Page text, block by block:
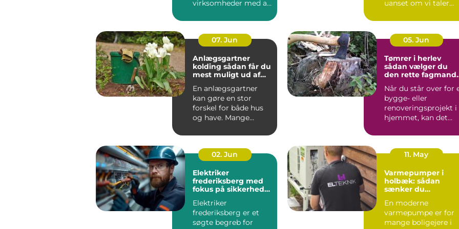
virksomheder med alt
uanset om vi taler
fødevareindustrie...
07. Jun
Anlægsgartner
kolding sådan får du
mest muligt ud af
En anlægsgartner
kan gøre en stor
forskel for både hus
og have. Mange
omkring Koldin...
05. Jun
Tømrer i herlev
sådan vælger du
den rette fagmand
Når du står over for
bygge- eller
renoveringsprojekt i
hjemmet, kan det
hvor ...
02. Jun
Elektriker
frederiksberg med
fokus på sikkerhed
Elektriker
frederiksberg er et
søgte begreb for
11. May
Varmepumper i
holbæk: sådan
sænker du
får et bedre
indeklima
En moderne
varmepumpe er for
mange boligejere i